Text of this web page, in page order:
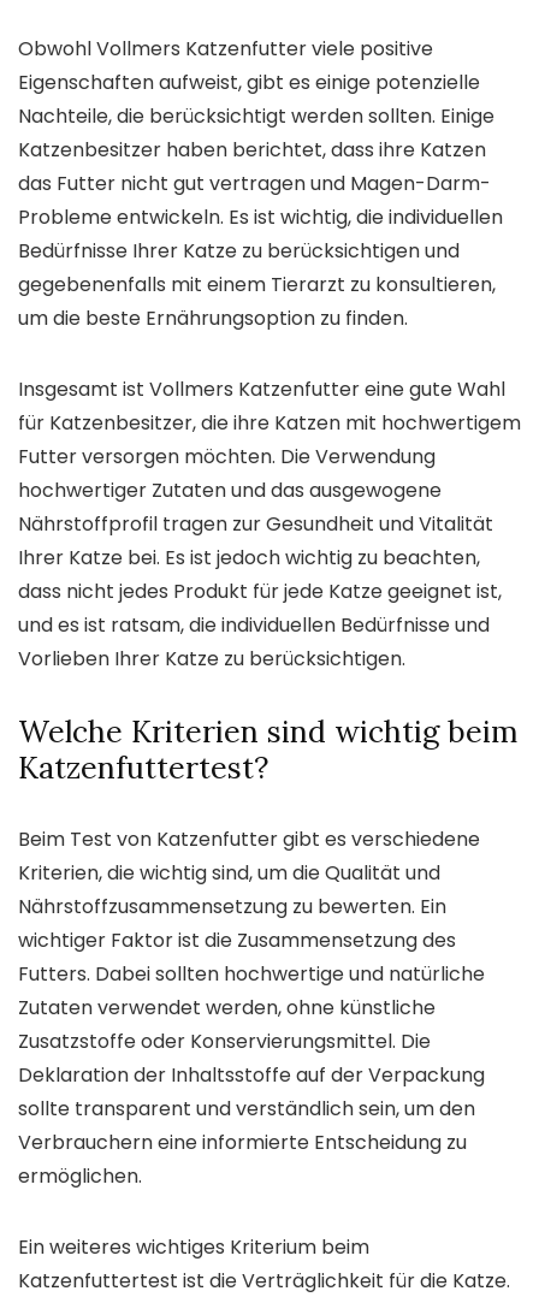
Obwohl Vollmers Katzenfutter viele positive
Eigenschaften aufweist, gibt es einige potenzielle
Nachteile, die berücksichtigt werden sollten. Einige
Katzenbesitzer haben berichtet, dass ihre Katzen
das Futter nicht gut vertragen und Magen-Darm-
Probleme entwickeln. Es ist wichtig, die individuellen
Bedürfnisse Ihrer Katze zu berücksichtigen und
gegebenenfalls mit einem Tierarzt zu konsultieren,
um die beste Ernährungsoption zu finden.
Insgesamt ist Vollmers Katzenfutter eine gute Wahl
für Katzenbesitzer, die ihre Katzen mit hochwertigem
Futter versorgen möchten. Die Verwendung
hochwertiger Zutaten und das ausgewogene
Nährstoffprofil tragen zur Gesundheit und Vitalität
Ihrer Katze bei. Es ist jedoch wichtig zu beachten,
dass nicht jedes Produkt für jede Katze geeignet ist,
und es ist ratsam, die individuellen Bedürfnisse und
Vorlieben Ihrer Katze zu berücksichtigen.
Welche Kriterien sind wichtig beim
Katzenfuttertest?
Beim Test von Katzenfutter gibt es verschiedene
Kriterien, die wichtig sind, um die Qualität und
Nährstoffzusammensetzung zu bewerten. Ein
wichtiger Faktor ist die Zusammensetzung des
Futters. Dabei sollten hochwertige und natürliche
Zutaten verwendet werden, ohne künstliche
Zusatzstoffe oder Konservierungsmittel. Die
Deklaration der Inhaltsstoffe auf der Verpackung
sollte transparent und verständlich sein, um den
Verbrauchern eine informierte Entscheidung zu
ermöglichen.
Ein weiteres wichtiges Kriterium beim
Katzenfuttertest ist die Verträglichkeit für die Katze.